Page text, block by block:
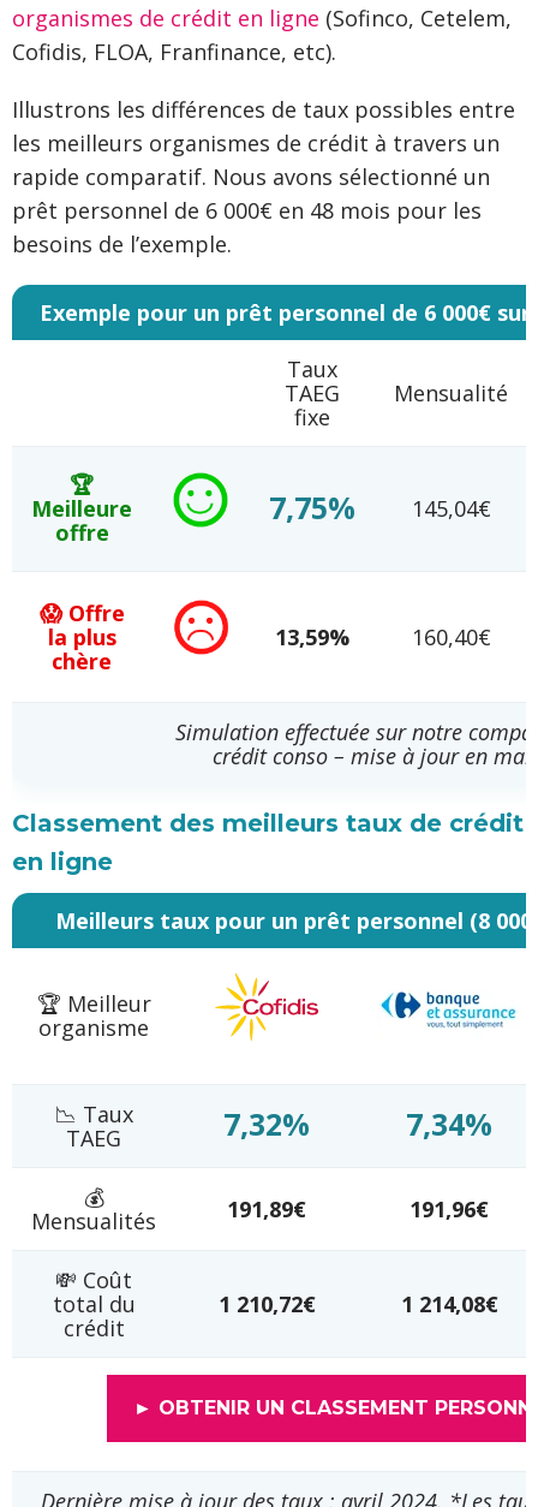
organismes de crédit en ligne (Sofinco, Cetelem,
Cofidis, FLOA, Franfinance, etc).
Illustrons les différences de taux possibles entre
les meilleurs organismes de crédit à travers un
rapide comparatif. Nous avons sélectionné un
prêt personnel de 6 000€ en 48 mois pour les
besoins de l’exemple.
Exemple pour un prêt personnel de 6 000€ sur
Taux
TAEG
fixe
Mensualité
🏆
Meilleure
offre
7,75% 145,04€
😱 Offre
la plus
chère
13,59% 160,40€
Simulation effectuée sur notre
crédit conso – mise à jour en mai
Classement des meilleurs taux de crédit
en ligne
Meilleurs taux pour un prêt personnel (8
🏆 Meilleur
organisme
📉 Taux
TAEG
7,32% 7,34%
💰
Mensualités
191,89€ 191,96€
💸 Coût
total du
crédit
1 210,72€ 1 214,08€
► OBTENIR UN CLASSEMENT
Dernière mise à jour des taux : avril 2024. *Les